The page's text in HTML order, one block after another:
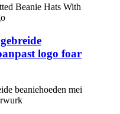
logo foar
beaniehoeden mei